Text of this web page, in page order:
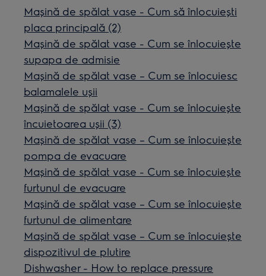
Mașină de spălat vase - Cum să înlocuiești
placa principală (2)
Mașină de spălat vase - Cum se înlocuiește
supapa de admisie
Mașină de spălat vase – Cum se înlocuiesc
balamalele ușii
Mașină de spălat vase - Cum se înlocuiește
încuietoarea ușii (3)
Mașină de spălat vase – Cum se înlocuiește
pompa de evacuare
Mașină de spălat vase - Cum se înlocuiește
furtunul de evacuare
Mașină de spălat vase – Cum se înlocuiește
furtunul de alimentare
Mașină de spălat vase – Cum se înlocuiește
dispozitivul de plutire
Dishwasher - How to replace pressure